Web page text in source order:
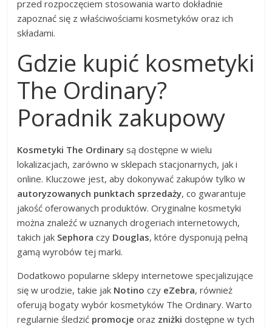
przed rozpoczęciem stosowania warto dokładnie
zapoznać się z właściwościami kosmetyków oraz ich
składami.
Gdzie kupić kosmetyki
The Ordinary?
Poradnik zakupowy
Kosmetyki The Ordinary są dostępne w wielu
lokalizacjach, zarówno w sklepach stacjonarnych, jak i
online. Kluczowe jest, aby dokonywać zakupów tylko w
autoryzowanych punktach sprzedaży, co gwarantuje
jakość oferowanych produktów. Oryginalne kosmetyki
można znaleźć w uznanych drogeriach internetowych,
takich jak Sephora czy Douglas, które dysponują pełną
gamą wyrobów tej marki.
Dodatkowo popularne sklepy internetowe specjalizujące
się w urodzie, takie jak Notino czy eZebra, również
oferują bogaty wybór kosmetyków The Ordinary. Warto
regularnie śledzić promocje oraz zniżki dostępne w tych